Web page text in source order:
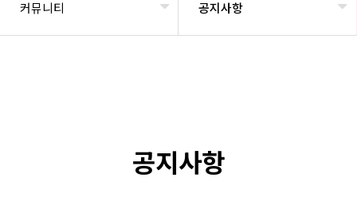
커뮤니티 공지사항
공지사항